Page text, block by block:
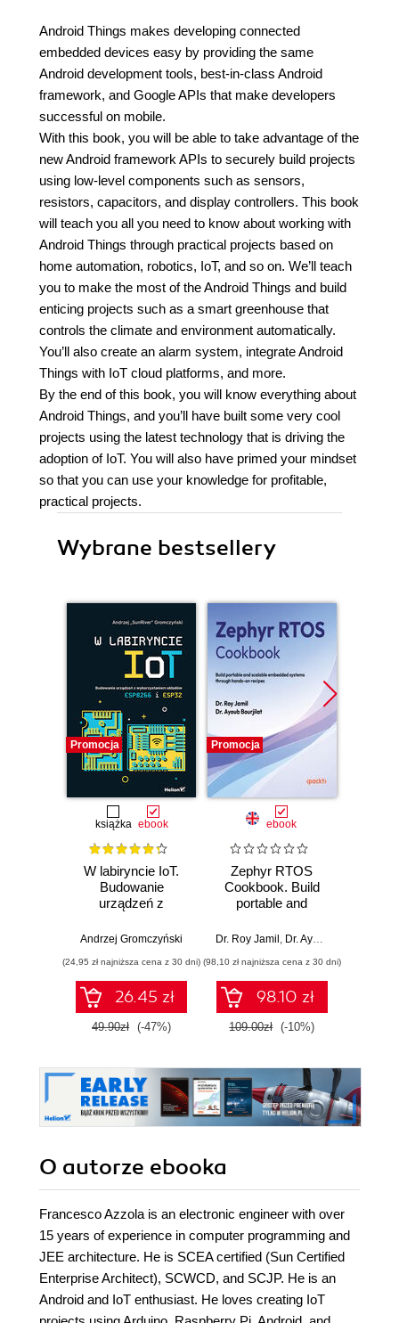
Android Things makes developing connected
embedded devices easy by providing the same
Android development tools, best-in-class Android
framework, and Google APIs that make developers
successful on mobile.
With this book, you will be able to take advantage of the
new Android framework APIs to securely build projects
using low-level components such as sensors,
resistors, capacitors, and display controllers. This book
will teach you all you need to know about working with
Android Things through practical projects based on
home automation, robotics, IoT, and so on. We’ll teach
you to make the most of the Android Things and build
enticing projects such as a smart greenhouse that
controls the climate and environment automatically.
You’ll also create an alarm system, integrate Android
Things with IoT cloud platforms, and more.
By the end of this book, you will know everything about
Android Things, and you’ll have built some very cool
projects using the latest technology that is driving the
adoption of IoT. You will also have primed your mindset
so that you can use your knowledge for profitable,
practical projects.
Wybrane bestsellery
Promocja
książka ebook
W labiryncie IoT.
Budowanie
urządzeń z
układów ESP8266 i
Andrzej Gromczyński
(24,95 zł najniższa cena z 30 dni)
26.45 zł
49.90zł (-47%)
Promocja
ebook
Zephyr RTOS
Cookbook. Build
portable and
systems through
Dr. Roy Jamil , Dr. Ayoub Bourjilat
(98,10 zł najniższa cena z 30 dni)
98.10 zł
109.00zł (-10%)
O autorze ebooka
Francesco Azzola is an electronic engineer with over
15 years of experience in computer programming and
JEE architecture. He is SCEA certified (Sun Certified
Enterprise Architect), SCWCD, and SCJP. He is an
Android and IoT enthusiast. He loves creating IoT